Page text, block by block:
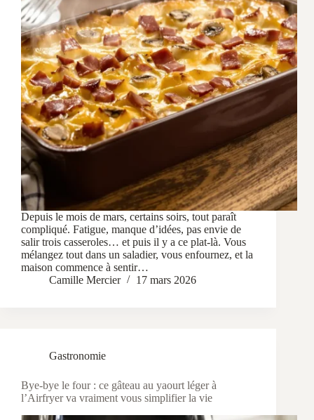
Depuis le mois de mars, certains soirs, tout paraît
compliqué. Fatigue, manque d’idées, pas envie de
salir trois casseroles… et puis il y a ce plat-là. Vous
mélangez tout dans un saladier, vous enfournez, et la
maison commence à sentir…
Camille Mercier
17 mars 2026
Gastronomie
Bye-bye le four : ce gâteau au yaourt léger à
l’Airfryer va vraiment vous simplifier la vie